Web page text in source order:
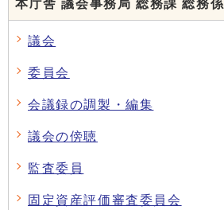
本庁舎 議会事務局 総務課 総務係
議会
委員会
会議録の調製・編集
議会の傍聴
監査委員
固定資産評価審査委員会